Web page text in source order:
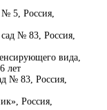
5, Россия,
№ 83, Россия,
вида,
лет
№ 83, Россия,
Россия,